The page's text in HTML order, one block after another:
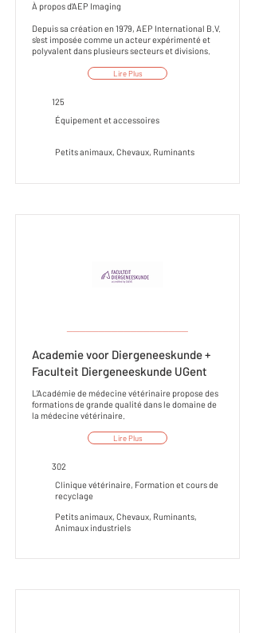
À propos d'AEP Imaging
Depuis sa création en 1979, AEP International B.V.
s'est imposée comme un acteur expérimenté et
polyvalent dans plusieurs secteurs et divisions.
Lire Plus
125
Équipement et accessoires
Petits animaux, Chevaux, Ruminants
Academie voor Diergeneeskunde +
Faculteit Diergeneeskunde UGent
L'Académie de médecine vétérinaire propose des
formations de grande qualité dans le domaine de
la médecine vétérinaire.
Lire Plus
302
Clinique vétérinaire, Formation et cours de
recyclage
Petits animaux, Chevaux, Ruminants,
Animaux industriels